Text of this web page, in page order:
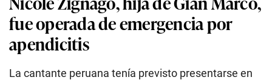
fue operada de emergencia por
apendicitis
La cantante peruana tenía previsto presentarse en